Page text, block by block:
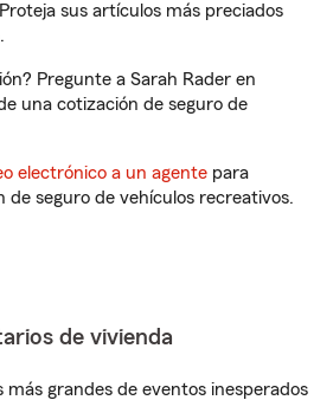
sus artículos más preciados
Pregunte a Sarah Rader en
una cotización de seguro de
electrónico a un agente para
de seguro de vehículos recreativos.
de vivienda
más grandes de eventos inesperados